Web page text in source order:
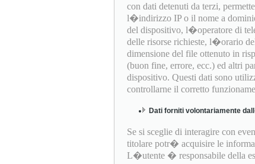
con dati detenuti da terzi,
l�indirizzo IP o il nome a
del dispositivo, l�operatore di
delle risorse richieste, l�orario
dimensione del file ottenuto in
(buon fine, errore, ecc.) ed altri
dispositivo. Questi dati sono
controllarne il corretto
Dati forniti volontariamente
Se si sceglie di interagire con
titolare potr� acquisire le
L�utente � responsabile della